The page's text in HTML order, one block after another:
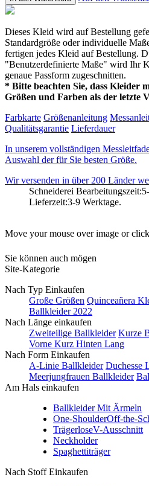
Dieses Kleid wird auf Bestellung
Standardgröße oder individuelle
fertigen jedes Kleid auf Bestellung.
"Benutzerdefinierte Maße" wird Ihr
genaue Passform zugeschnitten.
* Bitte beachten Sie, dass Kleider
Größen und Farben als der letzte
Farbkarte Größenanleitung
Qualitätsgarantie Lieferdauer
In unserem vollständigen
Auswahl der für Sie besten Größe.
Wir versenden in über 200 Länder
Schneiderei
Lieferzeit:3-9 Werktage.
Move your mouse over image or
Sie können auch mögen
Site-Kategorie
Nach Typ Einkaufen
Große Größen Quinceañera
Ballkleider 2022
Nach Länge einkaufen
Zweiteilige Ballkleider Kurze
Vorne Kurz Hinten Lang
Nach Form Einkaufen
A-Linie Ballkleider Duchesse
Meerjungfrauen Ballkleider
Am Hals einkaufen
Ballkleider Mit Ärmeln
One-ShoulderOff-the-
TrägerloseV-Ausschnitt
Neckholder
Spaghettiträger
Nach Stoff Einkaufen